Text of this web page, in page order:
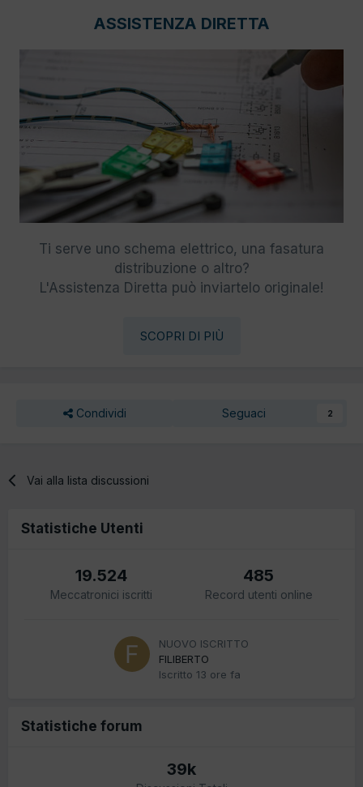
ASSISTENZA DIRETTA
Ti serve uno schema elettrico, una fasatura
distribuzione o altro?
L'Assistenza Diretta può inviartelo originale!
SCOPRI DI PIÙ
Condividi Seguaci 2
Vai alla lista discussioni
Statistiche Utenti
19.524
Meccatronici iscritti
485
Record utenti online
NUOVO ISCRITTO
FILIBERTO
Iscritto 13 ore fa
Statistiche forum
39k